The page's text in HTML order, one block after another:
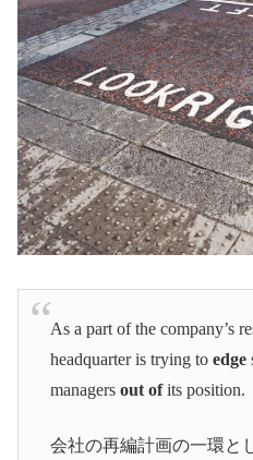
As a part of the company’s
headquarter is trying to edge
managers out ofits position.
会社の再編計画の一環と